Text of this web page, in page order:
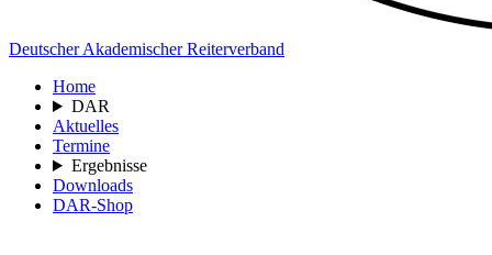
Deutscher Akademischer Reiterverband
Home
DAR
Aktuelles
Termine
Ergebnisse
Downloads
DAR-Shop